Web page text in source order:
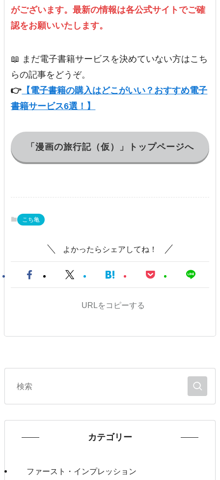
がございます。最新の情報は各公式サイトでご確
認をお願いいたします。
📖 まだ電子書籍サービスを決めていない方はこち
らの記事をどうぞ。
👉 【電子書籍の購入はどこがいい？おすすめ電子
書籍サービス6選！】
「漫画の旅行記（仮）」トップページへ
こち亀
よかったらシェアしてね！
URLをコピーする
カテゴリー
ファースト・インプレッション